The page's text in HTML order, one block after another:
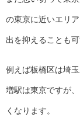
の東京に近いエリ
出を抑えることも可
例えば板橋区は埼
増駅は東京ですが
くなります。